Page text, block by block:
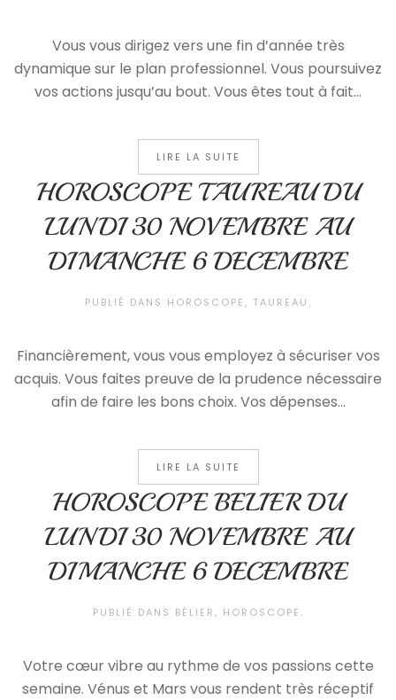
Vous vous dirigez vers une fin d’année très
dynamique sur le plan professionnel. Vous poursuivez
vos actions jusqu’au bout. Vous êtes tout à fait...
LIRE LA SUITE
HOROSCOPE TAUREAU DU
LUNDI 30 NOVEMBRE AU
DIMANCHE 6 DECEMBRE
PUBLIÉ DANS HOROSCOPE, TAUREAU .
Financièrement, vous vous employez à sécuriser vos
acquis. Vous faites preuve de la prudence nécessaire
afin de faire les bons choix. Vos dépenses...
LIRE LA SUITE
HOROSCOPE BELIER DU
LUNDI 30 NOVEMBRE AU
DIMANCHE 6 DECEMBRE
PUBLIÉ DANS BÉLIER, HOROSCOPE .
Votre cœur vibre au rythme de vos passions cette
semaine. Vénus et Mars vous rendent très réceptif